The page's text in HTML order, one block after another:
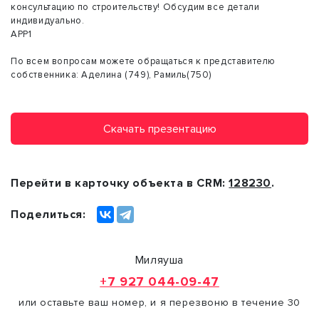
консультацию по строительству! Обсудим все детали
индивидуально.
АРР1
По всем вопросам можете обращаться к представителю
собственника: Аделина (749), Рамиль(750)
Скачать презентацию
Перейти в карточку объекта в CRM:128230.
Поделиться:
Миляуша
+7 927 044-09-47
или оставьте ваш номер, и я перезвоню в течение 30